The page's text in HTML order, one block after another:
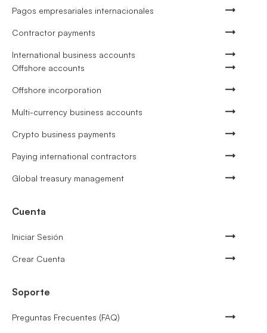
Pagos empresariales internacionales
Contractor payments
International business accounts
Offshore accounts
Offshore incorporation
Multi-currency business accounts
Crypto business payments
Paying international contractors
Global treasury management
Cuenta
Iniciar Sesión
Crear Cuenta
Soporte
Preguntas Frecuentes (FAQ)